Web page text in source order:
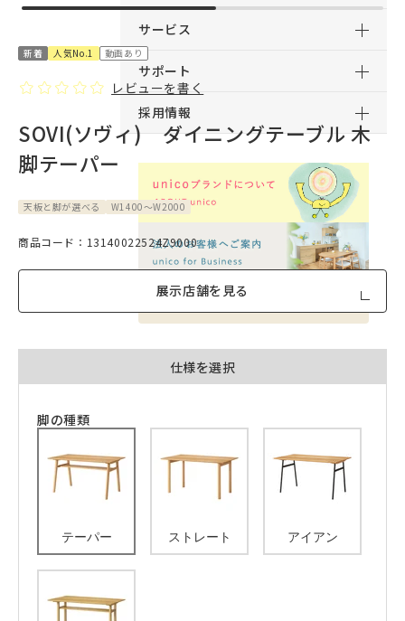
サービス
サポート
採用情報
品質への取り組みのご案内
新着 人気No.1 動画あり
レビューを書く
SOVI(ソヴィ) ダイニングテーブル 木
脚テーパー
天板と脚が選べる W1400～W2000
商品コード：13140022524Z9000
展示店舗を見る
仕様を選択
脚の種類
テーパー ストレート アイアン